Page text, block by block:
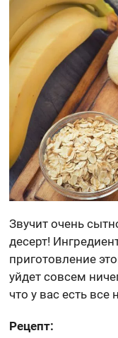
Звучит очень
десерт!
приготовление
уйдет совсем
что у вас есть все
Рецепт: